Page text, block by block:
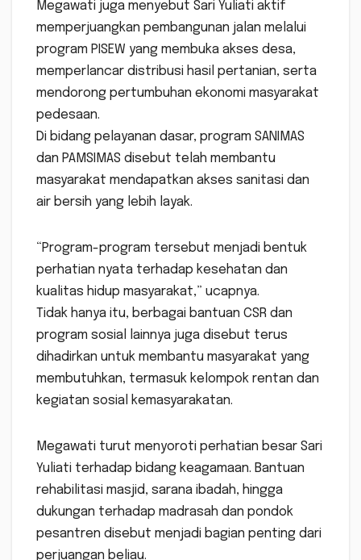
Megawati juga menyebut Sari Yuliati aktif
memperjuangkan pembangunan jalan melalui
program PISEW yang membuka akses desa,
memperlancar distribusi hasil pertanian, serta
mendorong pertumbuhan ekonomi masyarakat
pedesaan.
Di bidang pelayanan dasar, program SANIMAS
dan PAMSIMAS disebut telah membantu
masyarakat mendapatkan akses sanitasi dan
air bersih yang lebih layak.
“Program-program tersebut menjadi bentuk
perhatian nyata terhadap kesehatan dan
kualitas hidup masyarakat,” ucapnya.
Tidak hanya itu, berbagai bantuan CSR dan
program sosial lainnya juga disebut terus
dihadirkan untuk membantu masyarakat yang
membutuhkan, termasuk kelompok rentan dan
kegiatan sosial kemasyarakatan.
Megawati turut menyoroti perhatian besar Sari
Yuliati terhadap bidang keagamaan. Bantuan
rehabilitasi masjid, sarana ibadah, hingga
dukungan terhadap madrasah dan pondok
pesantren disebut menjadi bagian penting dari
perjuangan beliau.